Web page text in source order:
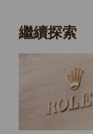
繼續探索